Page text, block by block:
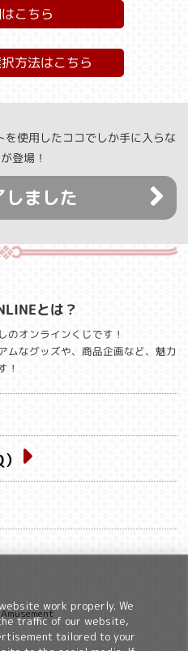
こちら
方法はこちら
使用したココでしか手に入らな
登場！
しました
とは？
のオンラインくじです！
ムなグッズや、商品企画など、魅力
！
work properly. We
traffic of our website,
tailored to your